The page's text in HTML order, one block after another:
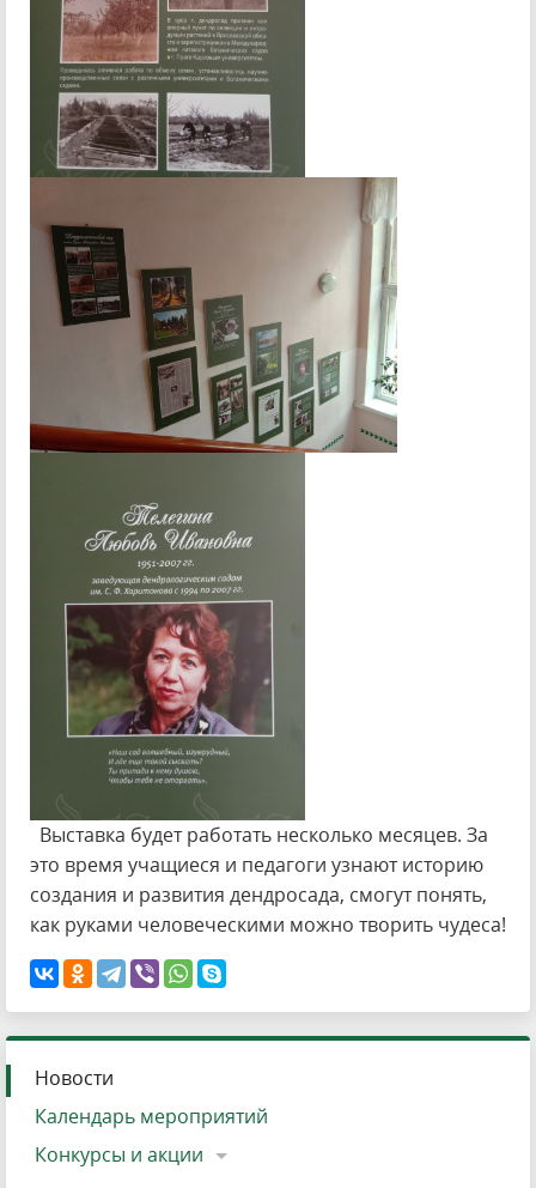
Выставка будет работать несколько месяцев. За
это время учащиеся и педагоги узнают историю
создания и развития дендросада, смогут понять,
как руками человеческими можно творить чудеса!
Новости
Календарь мероприятий
Конкурсы и акции